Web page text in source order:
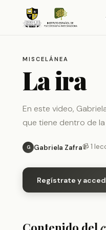
MISCELÁNEA
La ira
En este video,
que tiene dentro de
G Gabriela Zafra📹 1
Regístrate y